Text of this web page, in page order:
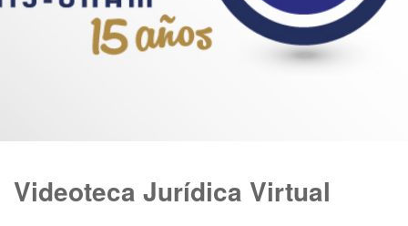
Videoteca Jurídica Virtual